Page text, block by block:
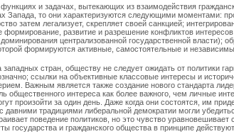
и задачах, вытекающих из взаимодействия
Запада, то они характеризуются следующими моментами:
затем легализует, скрепляет своей санкцией;
формирование, развитие и разрешение конфликтов
централизованной государственной власти);
формируются активные, самостоятельные и
западных стран, обществу не следует ожидать от политики
ссылки на объективные классовые интересы и
Важным является также создание нового стандарта
общественного интереса как более важного, чем личные
произойти за один день. Даже когда они состоятся, им
давними традициями либеральной демократии могли
поведение политиков, но это чувство
государства и гражданского общества в принципе